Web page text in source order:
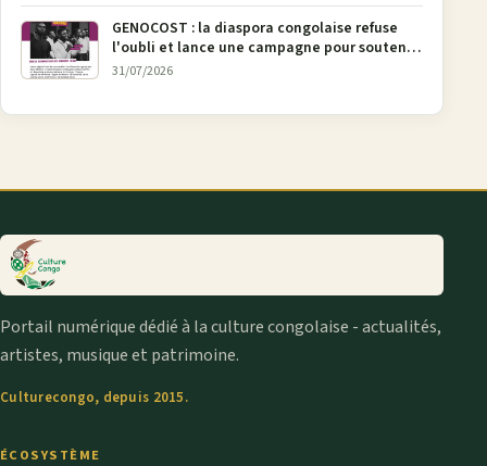
GENOCOST : la diaspora congolaise refuse
l'oubli et lance une campagne pour soutenir
la pétition FONAREV depuis Bruxelles
31/07/2026
Portail numérique dédié à la culture congolaise - actualités,
artistes, musique et patrimoine.
Culturecongo, depuis 2015.
ÉCOSYSTÈME